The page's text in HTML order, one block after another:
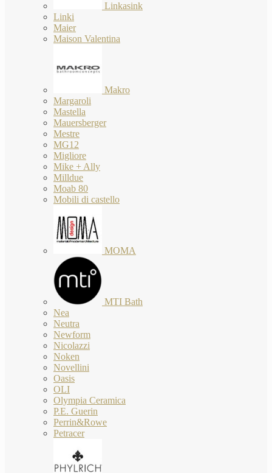
Linkasink
Linki
Maier
Maison Valentina
Makro
Margaroli
Mastella
Mauersberger
Mestre
MG12
Migliore
Mike + Ally
Milldue
Moab 80
Mobili di castello
MOMA
MTI Bath
Nea
Neutra
Newform
Nicolazzi
Noken
Novellini
Oasis
OLI
Olympia Ceramica
P.E. Guerin
Perrin&Rowe
Petracer